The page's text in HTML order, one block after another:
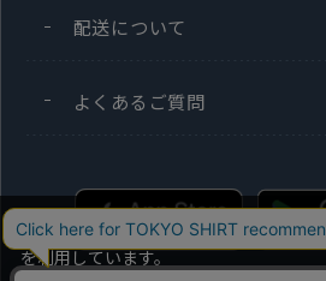
配送について
よくあるご質問
当社のウェブサイトでは、お客様の利
を利用しています。